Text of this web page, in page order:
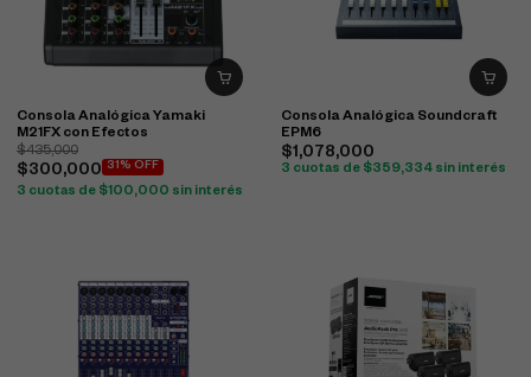
Consola Analógica Yamaki
M21FX con Efectos
$435,000
$300,000 31% OFF
3 cuotas de $100,000 sin interés
Consola Analógica Soundcraft
EPM6
$1,078,000
3 cuotas de $359,334 sin interés